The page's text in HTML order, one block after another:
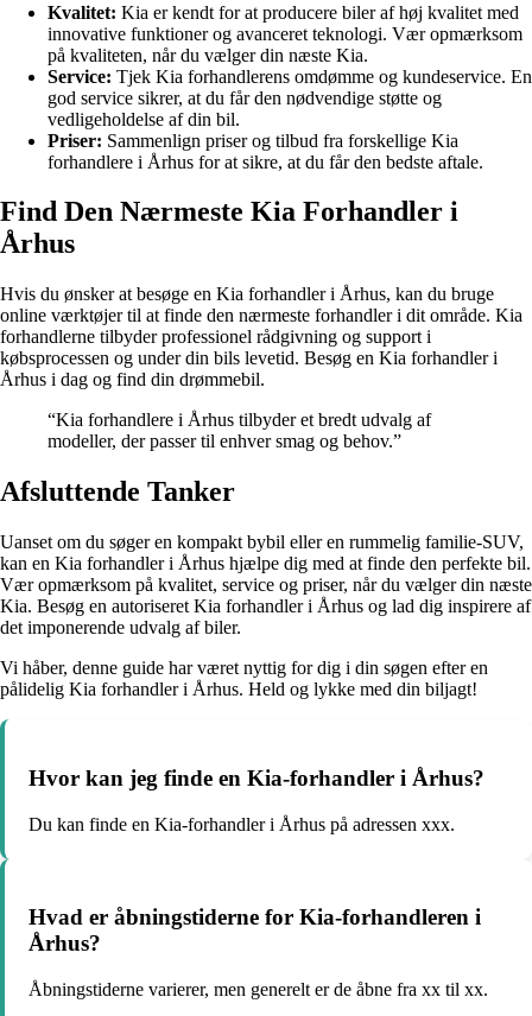
Kvalitet: Kia er kendt for at producere biler af høj kvalitet med
innovative funktioner og avanceret teknologi. Vær opmærksom
på kvaliteten, når du vælger din næste Kia.
Service: Tjek Kia forhandlerens omdømme og kundeservice. En
god service sikrer, at du får den nødvendige støtte og
vedligeholdelse af din bil.
Priser: Sammenlign priser og tilbud fra forskellige Kia
forhandlere i Århus for at sikre, at du får den bedste aftale.
Find Den Nærmeste Kia Forhandler i
Århus
Hvis du ønsker at besøge en Kia forhandler i Århus, kan du bruge
online værktøjer til at finde den nærmeste forhandler i dit område. Kia
forhandlerne tilbyder professionel rådgivning og support i
købsprocessen og under din bils levetid. Besøg en Kia forhandler i
Århus i dag og find din drømmebil.
“Kia forhandlere i Århus tilbyder et bredt udvalg af
modeller, der passer til enhver smag og behov.”
Afsluttende Tanker
Uanset om du søger en kompakt bybil eller en rummelig familie-SUV,
kan en Kia forhandler i Århus hjælpe dig med at finde den perfekte bil.
Vær opmærksom på kvalitet, service og priser, når du vælger din næste
Kia. Besøg en autoriseret Kia forhandler i Århus og lad dig inspirere af
det imponerende udvalg af biler.
Vi håber, denne guide har været nyttig for dig i din søgen efter en
pålidelig Kia forhandler i Århus. Held og lykke med din biljagt!
Hvor kan jeg finde en Kia-forhandler i Århus?
Du kan finde en Kia-forhandler i Århus på adressen xxx.
Hvad er åbningstiderne for Kia-forhandleren i
Århus?
Åbningstiderne varierer, men generelt er de åbne fra xx til xx.